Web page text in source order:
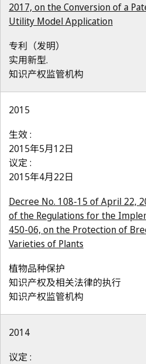
2017, on the Conversion of a
Utility Model Application
专利（发明）
实用新型.
知识产权监管机构
2015
生效 :
2015年5月12日
议定 :
2015年4月22日
Decree No. 108-15 of April 22,
of the Regulations for the
450-06, on the Protection of
Varieties of Plants
植物品种保护
知识产权及相关法律的执行
知识产权监管机构
2014
议定 :